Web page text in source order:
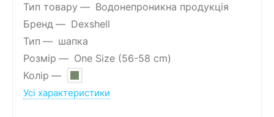
Тип товару
Водонепроникна продукція
Бренд
Dexshell
Тип
шапка
Розмір
One Size (56-58 cm)
Колір
Усі характеристики